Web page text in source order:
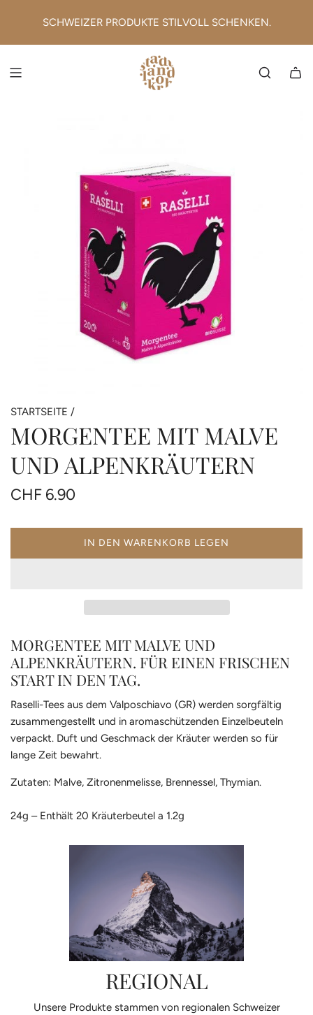
SCHWEIZER PRODUKTE STILVOLL SCHENKEN.
STARTSEITE /
MORGENTEE MIT MALVE
UND ALPENKRÄUTERN
Regulärer
CHF 6.90
IN DEN WARENKORB LEGEN
LADEN...
MORGENTEE MIT MALVE UND
ALPENKRÄUTERN. FÜR EINEN FRISCHEN
START IN DEN TAG.
Raselli-Tees aus dem Valposchiavo (GR) werden sorgfältig
zusammengestellt und in aromaschützenden Einzelbeuteln
verpackt. Duft und Geschmack der Kräuter werden so für
lange Zeit bewahrt.
Zutaten: Malve, Zitronenmelisse, Brennessel, Thymian.
24g – Enthält 20 Kräuterbeutel a 1.2g
REGIONAL
Unsere Produkte stammen von regionalen Schweizer